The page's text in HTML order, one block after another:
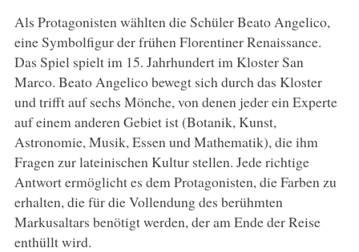
Als Protagonisten wählten die Schüler Beato Angelico,
eine Symbolfigur der frühen Florentiner Renaissance.
Das Spiel spielt im 15. Jahrhundert im Kloster San
Marco. Beato Angelico bewegt sich durch das Kloster
und trifft auf sechs Mönche, von denen jeder ein Experte
auf einem anderen Gebiet ist (Botanik, Kunst,
Astronomie, Musik, Essen und Mathematik), die ihm
Fragen zur lateinischen Kultur stellen. Jede richtige
Antwort ermöglicht es dem Protagonisten, die Farben zu
erhalten, die für die Vollendung des berühmten
Markusaltars benötigt werden, der am Ende der Reise
enthüllt wird.